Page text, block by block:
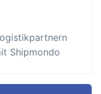
Shipmondo